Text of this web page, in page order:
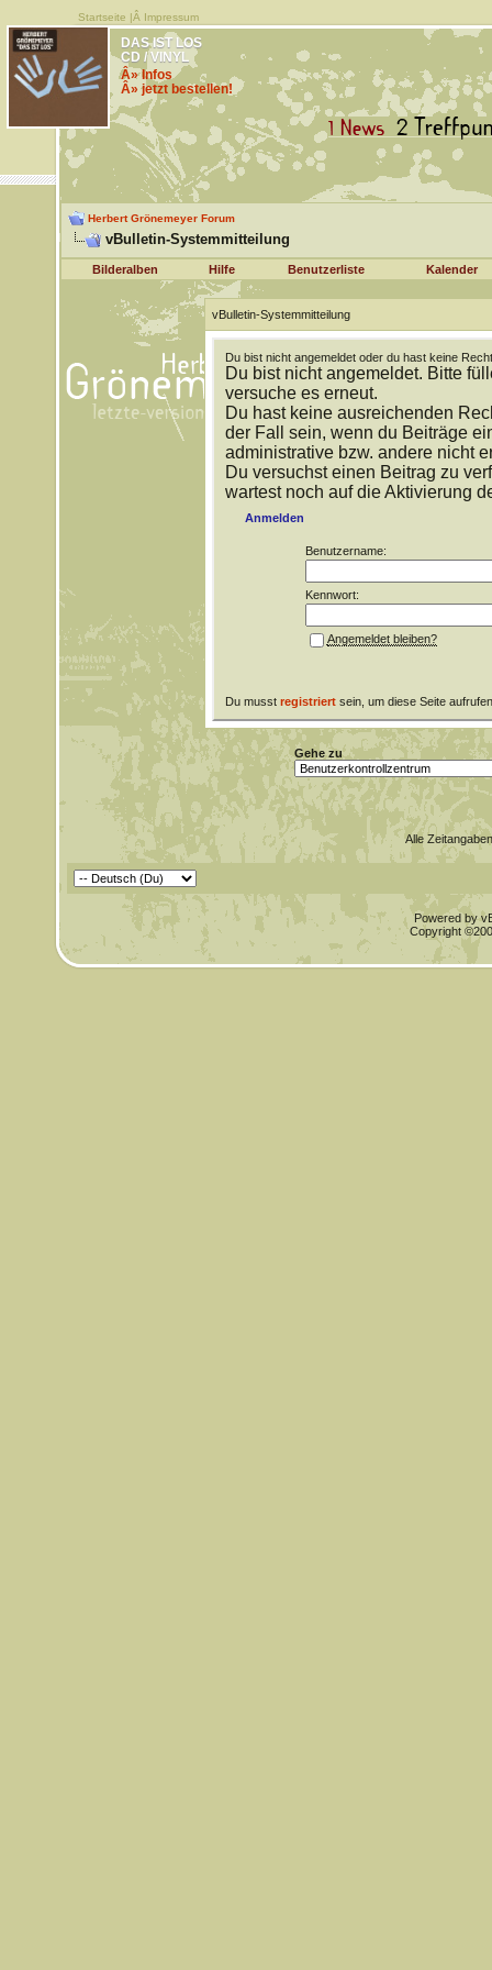
Startseite |Â Impressum
DAS IST LOS
CD / VINYL
Â» Infos
Â» jetzt bestellen!
Herbert Grönemeyer Forum
vBulletin-Systemmitteilung
Bilderalben Hilfe Benutzerliste Kalender
vBulletin-Systemmitteilung
Du bist nicht angemeldet oder du hast keine
Du bist nicht angemeldet. Bitte
versuche es erneut.
Du hast keine ausreichenden
der Fall sein, wenn du Beiträge
administrative bzw. andere nicht
Du versuchst einen Beitrag zu
wartest noch auf die Aktivierung
Anmelden
Benutzername:
Kennwort:
Angemeldet bleiben?
Du musst registriertsein, um diese Seite
Gehe zu
Alle
Powered by
Copyright